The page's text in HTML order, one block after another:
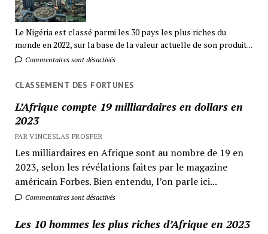
Le Nigéria est classé parmi les 30 pays les plus riches du
monde en 2022, sur la base de la valeur actuelle de son produit...
Commentaires sont désactivés
CLASSEMENT DES FORTUNES
L’Afrique compte 19 milliardaires en dollars en
2023
PAR VINCESLAS PROSPER
Les milliardaires en Afrique sont au nombre de 19 en
2023, selon les révélations faites par le magazine
américain Forbes. Bien entendu, l’on parle ici...
Commentaires sont désactivés
Les 10 hommes les plus riches d’Afrique en 2023